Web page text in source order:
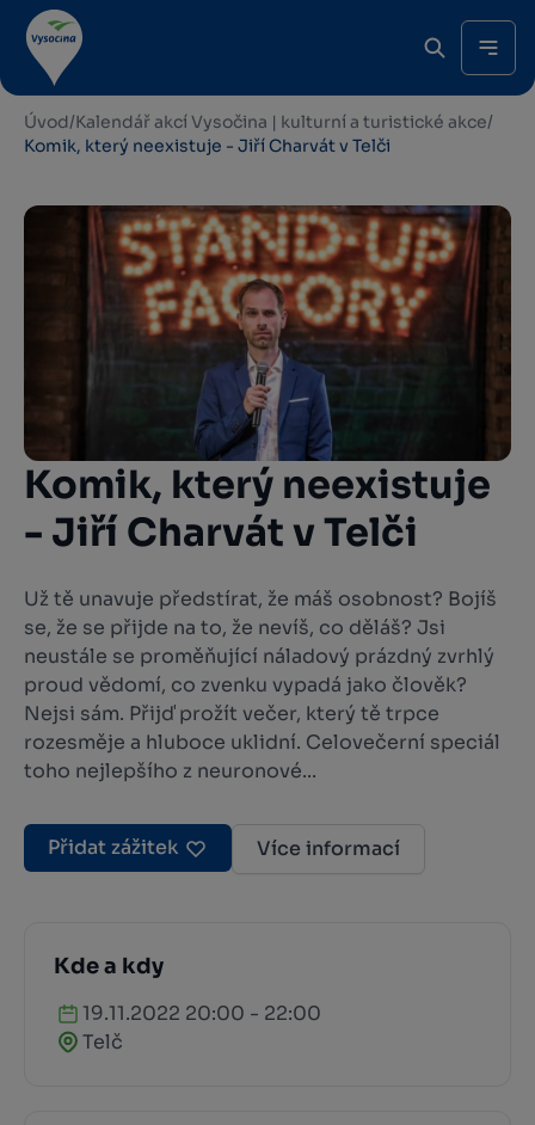
Úvod/Kalendář akcí Vysočina | kulturní a turistické akce/
Komik, který neexistuje - Jiří Charvát v Telči
Komik, který neexistuje
- Jiří Charvát v Telči
Už tě unavuje předstírat, že máš osobnost? Bojíš
se, že se přijde na to, že nevíš, co děláš? Jsi
neustále se proměňující náladový prázdný zvrhlý
proud vědomí, co zvenku vypadá jako člověk?
Nejsi sám. Přijď prožít večer, který tě trpce
rozesměje a hluboce uklidní. Celovečerní speciál
toho nejlepšího z neuronové...
Přidat zážitek Více informací
Kde a kdy
19.11.2022 20:00 - 22:00
Telč